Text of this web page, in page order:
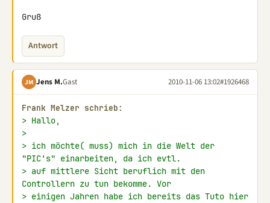
Gruß
Antwort
JM Jens M.Gast 2010-11-06 13:02#1926468
Frank Melzer schrieb:
> Hallo,
>
> ich möchte( muss) mich in die Welt der
"PIC's" einarbeiten, da ich evtl.
> auf mittlere Sicht beruflich mit den
Controllern zu tun bekomme. Vor
> einigen Jahren habe ich bereits das Tuto hier